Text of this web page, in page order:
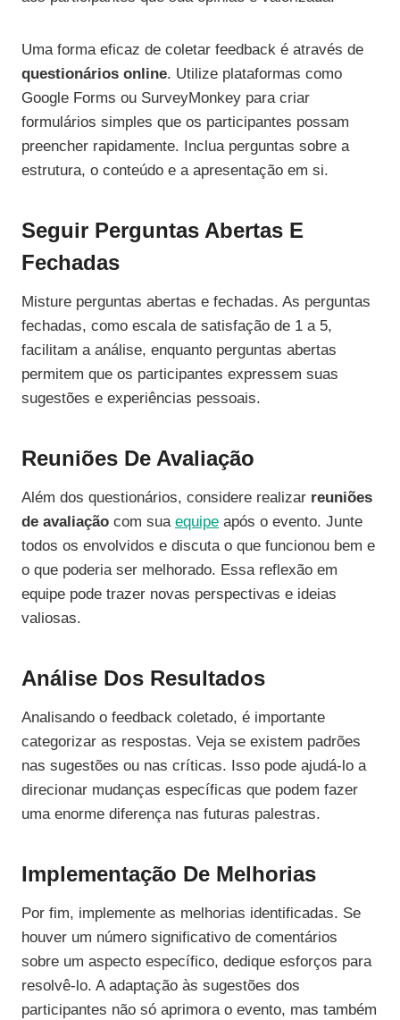
Uma forma eficaz de coletar feedback é através de
questionários online. Utilize plataformas como
Google Forms ou SurveyMonkey para criar
formulários simples que os participantes possam
preencher rapidamente. Inclua perguntas sobre a
estrutura, o conteúdo e a apresentação em si.
Seguir Perguntas Abertas E
Fechadas
Misture perguntas abertas e fechadas. As perguntas
fechadas, como escala de satisfação de 1 a 5,
facilitam a análise, enquanto perguntas abertas
permitem que os participantes expressem suas
sugestões e experiências pessoais.
Reuniões De Avaliação
Além dos questionários, considere realizar reuniões
de avaliação com sua equipe após o evento. Junte
todos os envolvidos e discuta o que funcionou bem e
o que poderia ser melhorado. Essa reflexão em
equipe pode trazer novas perspectivas e ideias
valiosas.
Análise Dos Resultados
Analisando o feedback coletado, é importante
categorizar as respostas. Veja se existem padrões
nas sugestões ou nas críticas. Isso pode ajudá-lo a
direcionar mudanças específicas que podem fazer
uma enorme diferença nas futuras palestras.
Implementação De Melhorias
Por fim, implemente as melhorias identificadas. Se
houver um número significativo de comentários
sobre um aspecto específico, dedique esforços para
resolvê-lo. A adaptação às sugestões dos
participantes não só aprimora o evento, mas também